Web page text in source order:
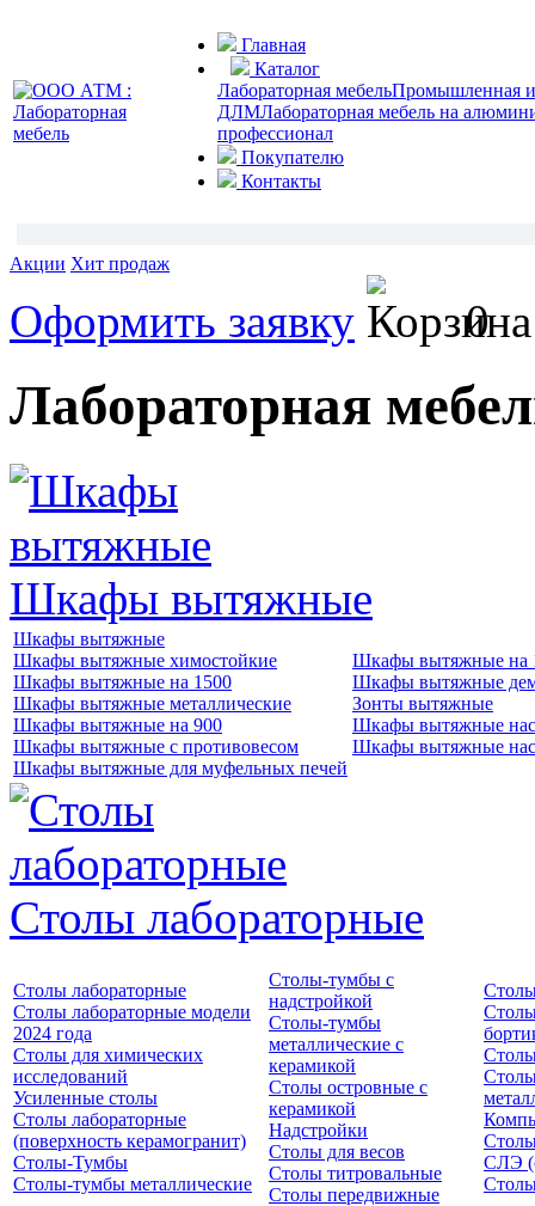
Главная
Каталог
Лабораторная мебельПромышленная и
ДЛМЛабораторная мебель на
профессионал
Покупателю
Контакты
Акции Хит продаж
Оформить заявку 0
Лабораторная
Шкафы вытяжные
Шкафы вытяжные
Шкафы вытяжные химостойкие
Шкафы вытяжные на 1500
Шкафы вытяжные металлические
Шкафы вытяжные на 900
Шкафы вытяжные с противовесом
Шкафы вытяжные для муфельных печей
Шкафы вытяжные на
Шкафы вытяжные
Зонты вытяжные
Шкафы вытяжные
Шкафы вытяжные
Столы лабораторные
Столы лабораторные
Столы лабораторные модели
2024 года
Столы для химических
исследований
Усиленные столы
Столы лабораторные
(поверхность керамогранит)
Столы-Тумбы
Столы-тумбы металлические
Столы-тумбы с
надстройкой
Столы-тумбы
металлические с
керамикой
Столы островные с
керамикой
Надстройки
Столы для весов
Столы титровальные
Столы передвижные
СЛЭ